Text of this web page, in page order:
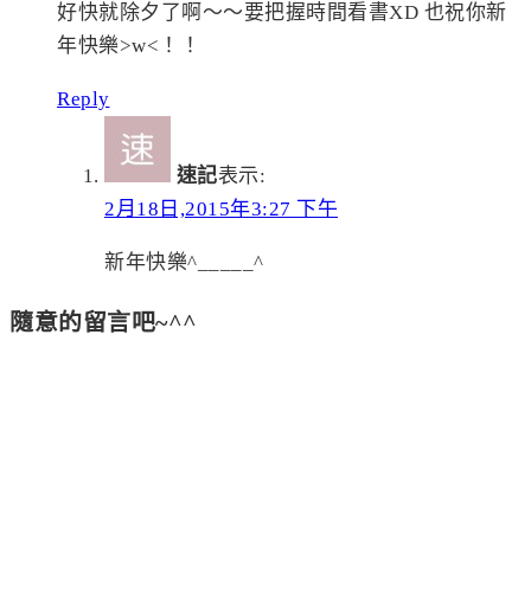
好快就除夕了啊～～要把握時間看書XD 也祝你新
年快樂>w<！！
Reply
速記表示:
2月18日,2015年3:27 下午
新年快樂^_____^
隨意的留言吧~^^